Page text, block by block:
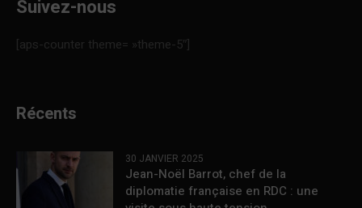
Suivez-nous
[aps-counter theme= »theme-5″]
Récents
30 JANVIER 2025
Jean-Noël Barrot, chef de la
diplomatie française en RDC : une